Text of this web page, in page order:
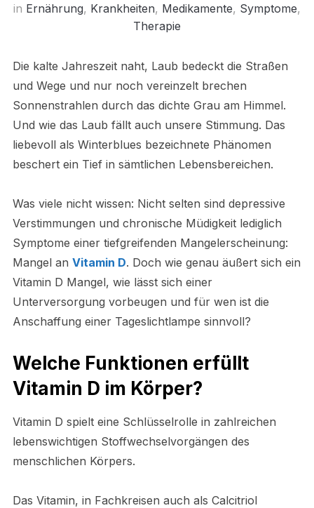
in Ernährung, Krankheiten, Medikamente, Symptome,
Therapie
Die kalte Jahreszeit naht, Laub bedeckt die Straßen
und Wege und nur noch vereinzelt brechen
Sonnenstrahlen durch das dichte Grau am Himmel.
Und wie das Laub fällt auch unsere Stimmung. Das
liebevoll als Winterblues bezeichnete Phänomen
beschert ein Tief in sämtlichen Lebensbereichen.
Was viele nicht wissen: Nicht selten sind depressive
Verstimmungen und chronische Müdigkeit lediglich
Symptome einer tiefgreifenden Mangelerscheinung:
Mangel an Vitamin D. Doch wie genau äußert sich ein
Vitamin D Mangel, wie lässt sich einer
Unterversorgung vorbeugen und für wen ist die
Anschaffung einer Tageslichtlampe sinnvoll?
Welche Funktionen erfüllt
Vitamin D im Körper?
Vitamin D spielt eine Schlüsselrolle in zahlreichen
lebenswichtigen Stoffwechselvorgängen des
menschlichen Körpers.
Das Vitamin, in Fachkreisen auch als Calcitriol